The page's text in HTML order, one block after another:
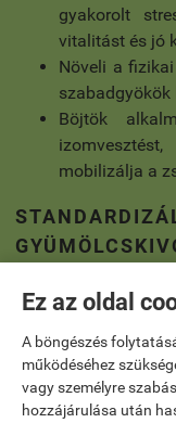
Ez az oldal
A böngészés
működéséhez
vagy személyre
hozzájárulása után
gyakorolt
vitalitást és jó
Növeli a
Böjtök
mobilizálja a
erősítésével,
valósulhat